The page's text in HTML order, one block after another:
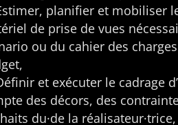
planifier et mobiliser
de prise de vues
ou du cahier des
et exécuter le cadrage
des décors, des
du·de la